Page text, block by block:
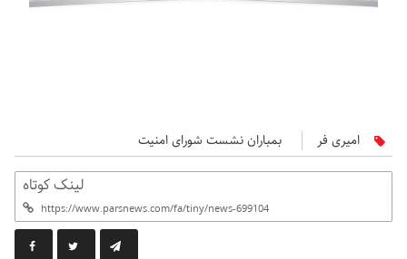
امیری فر بمباران نشست شورای امنیت
لینک کوتاه